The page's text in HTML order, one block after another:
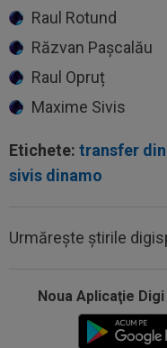
Raul Rotund
Răzvan Pașcalău
Raul Opruț
Maxime Sivis
Etichete: transfer
sivis dinamo
Urmărește știrile
Noua Aplicaţie
A anunțat că
nici nu exista. Toată țara